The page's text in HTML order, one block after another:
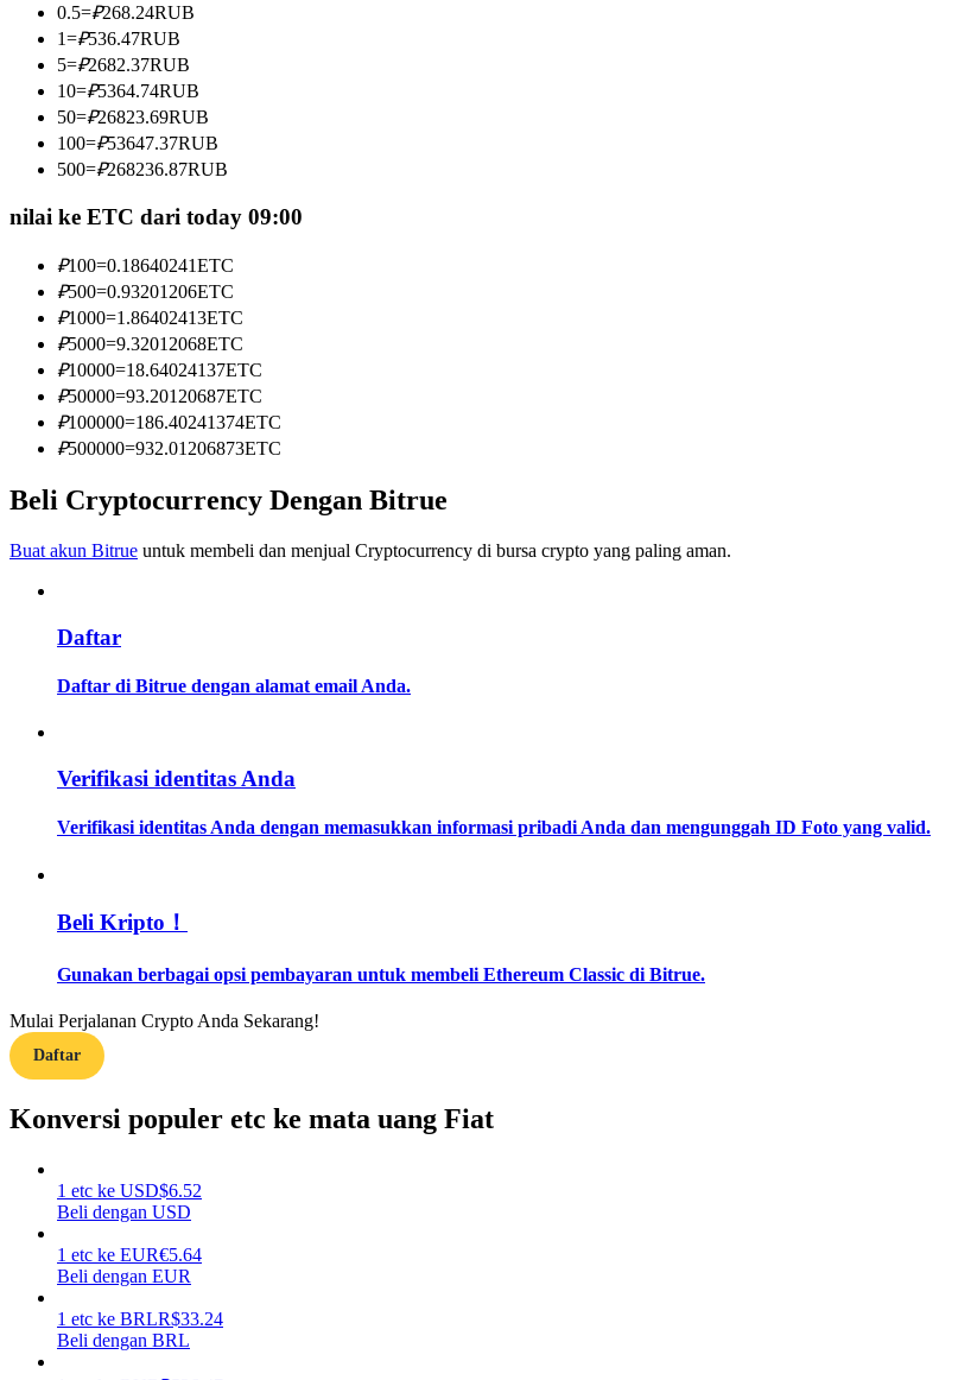
Copy Trading
Bergabunglah dengan pedagang top
Menjadi Pedagang Salinan
Nikmati pembagian keuntungan dan komisi copy trading
Panduan Pemula Berjangka
Strategi perdagangan
Pelajari cara untuk tetap menghasilkan keuntungan
0.5=₽268.24RUB
1=₽536.47RUB
5=₽2682.37RUB
10=₽5364.74RUB
50=₽26823.69RUB
100=₽53647.37RUB
500=₽268236.87RUB
nilai ke ETC dari today 09:00
₽100=0.18640241ETC
₽500=0.93201206ETC
₽1000=1.86402413ETC
₽5000=9.32012068ETC
₽10000=18.64024137ETC
₽50000=93.20120687ETC
₽100000=186.40241374ETC
₽500000=932.01206873ETC
Beli Cryptocurrency Dengan Bitrue
Buat akun Bitrue untuk membeli dan menjual Cryptocurrency di bursa crypto yang paling aman.
Daftar
Daftar di Bitrue dengan alamat email Anda.
Verifikasi identitas Anda
Verifikasi identitas Anda dengan memasukkan informasi pribadi Anda dan mengunggah ID Foto yang valid.
Beli Kripto！
Gunakan berbagai opsi pembayaran untuk membeli Ethereum Classic di Bitrue.
Mulai Perjalanan Crypto Anda Sekarang!
Daftar
Konversi populer etc ke mata uang Fiat
1 etc ke USD$6.52
Beli dengan USD
1 etc ke EUR€5.64
Beli dengan EUR
1 etc ke BRLR$33.24
Beli dengan BRL